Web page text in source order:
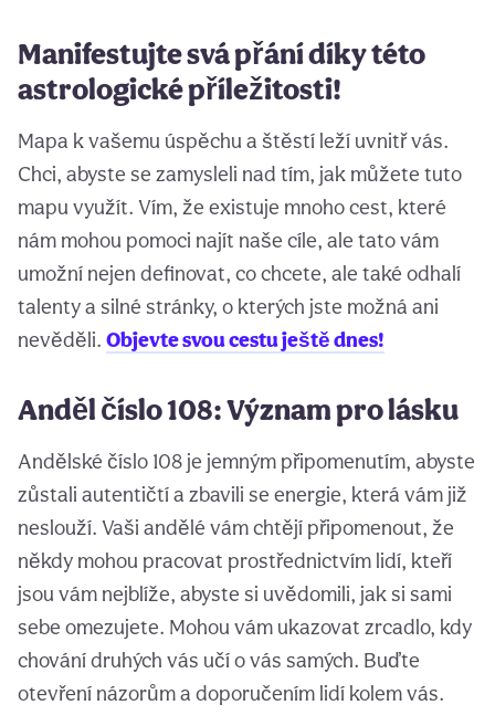
Manifestujte svá přání díky této
astrologické příležitosti!
Mapa k vašemu úspěchu a štěstí leží uvnitř vás.
Chci, abyste se zamysleli nad tím, jak můžete tuto
mapu využít. Vím, že existuje mnoho cest, které
nám mohou pomoci najít naše cíle, ale tato vám
umožní nejen definovat, co chcete, ale také odhalí
talenty a silné stránky, o kterých jste možná ani
nevěděli. Objevte svou cestu ještě dnes!
Anděl číslo 108: Význam pro lásku
Andělské číslo 108 je jemným připomenutím, abyste
zůstali autentičtí a zbavili se energie, která vám již
neslouží. Vaši andělé vám chtějí připomenout, že
někdy mohou pracovat prostřednictvím lidí, kteří
jsou vám nejblíže, abyste si uvědomili, jak si sami
sebe omezujete. Mohou vám ukazovat zrcadlo, kdy
chování druhých vás učí o vás samých. Buďte
otevření názorům a doporučením lidí kolem vás.